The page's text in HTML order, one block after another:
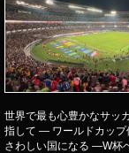
世界で最も心豊かなサッ
指して ― ワールドカップ
さわしい国になる ―W杯